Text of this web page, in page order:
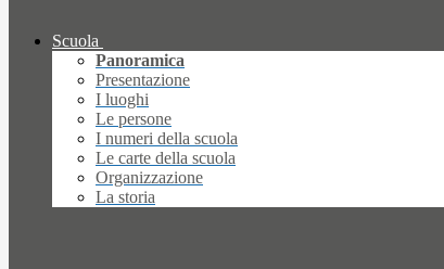
Scuola
Panoramica
Presentazione
I luoghi
Le persone
I numeri della scuola
Le carte della scuola
Organizzazione
La storia